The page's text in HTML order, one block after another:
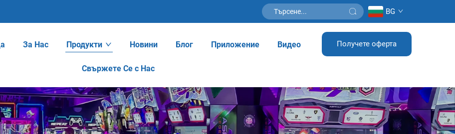
BG
За Нас Продукти Новини Блог Приложение Видео
Свържете Се с Нас
Получете оферта